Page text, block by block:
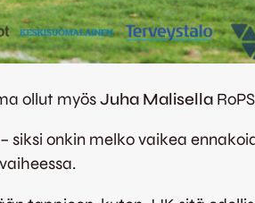
ollut myösJuha Malisella
onkin melko vaikea